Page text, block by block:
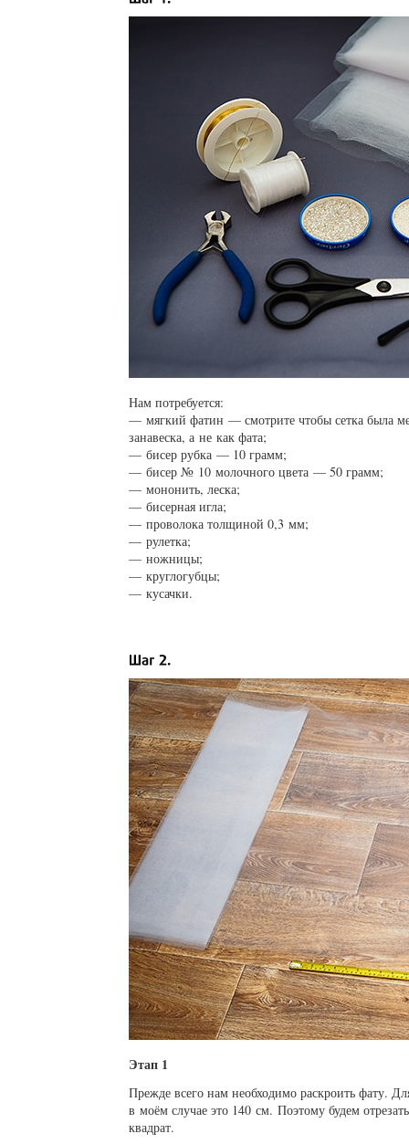
Нам потребуется:
— мягкий фатин — смотрите чтобы сетка была
занавеска, а не как фата;
— бисер рубка — 10 грамм;
— бисер № 10 молочного цвета — 50 грамм;
— мононить, леска;
— бисерная игла;
— проволока толщиной 0,3 мм;
— рулетка;
— ножницы;
— круглогубцы;
— кусачки.
Этап 1
Прежде всего нам необходимо раскроить фату.
в моём случае это 140 см. Поэтому будем
квадрат.